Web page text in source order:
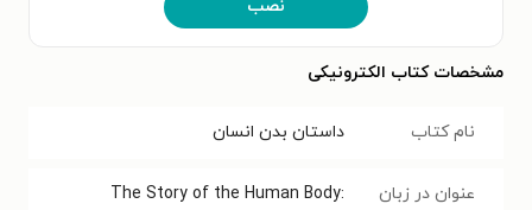
نصب
مشخصات کتاب الکترونیکی
نام کتاب داستان بدن انسان
عنوان در زبان
The Story of the Human Body: